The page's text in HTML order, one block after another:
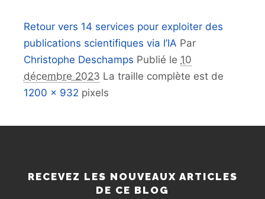
Retour vers 14 services pour exploiter des
publications scientifiques via l’IA Par
Christophe Deschamps Publié le 10
décembre 2023 La traille complète est de
1200 × 932 pixels
RECEVEZ LES NOUVEAUX ARTICLES
DE CE BLOG